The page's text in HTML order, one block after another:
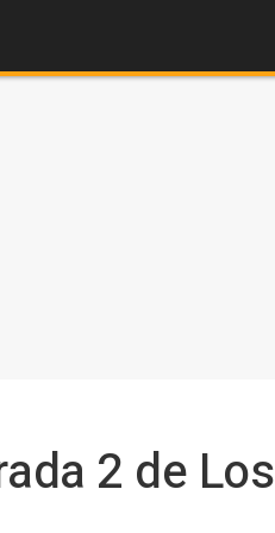
2 de Los